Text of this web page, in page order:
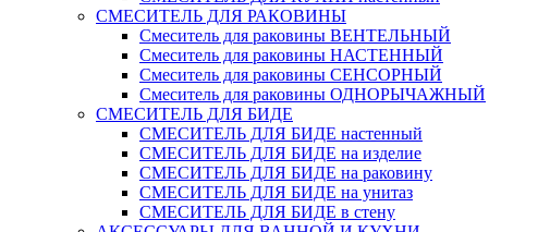
СМЕСИТЕЛЬ ДЛЯ РАКОВИНЫ
Смеситель для раковины ВЕНТЕЛЬНЫЙ
Смеситель для раковины НАСТЕННЫЙ
Смеситель для раковины СЕНСОРНЫЙ
Смеситель для раковины ОДНОРЫЧАЖНЫЙ
СМЕСИТЕЛЬ ДЛЯ БИДЕ
СМЕСИТЕЛЬ ДЛЯ БИДЕ настенный
СМЕСИТЕЛЬ ДЛЯ БИДЕ на изделие
СМЕСИТЕЛЬ ДЛЯ БИДЕ на раковину
СМЕСИТЕЛЬ ДЛЯ БИДЕ на унитаз
СМЕСИТЕЛЬ ДЛЯ БИДЕ в стену